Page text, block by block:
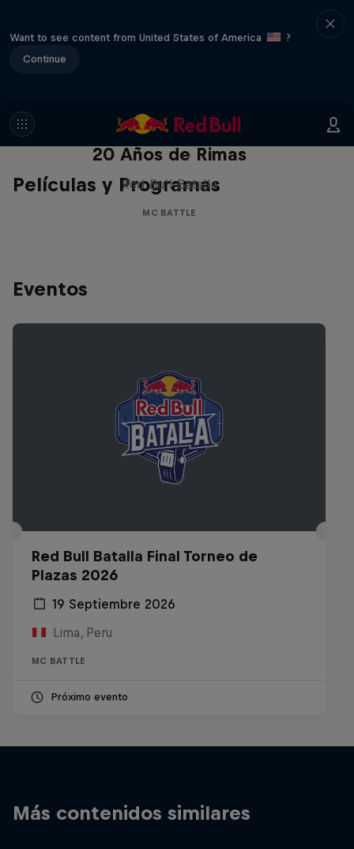
Want to see content from United States of America
?
Continue
Películas y Programas
Red Bull Batalla Nueva Historia:
20 Años de Rimas
Red Bull Batalla
MC BATTLE
Eventos
Red Bull Batalla Final Torneo de
Plazas 2026
19 Septiembre 2026
Lima, Peru
MC BATTLE
Próximo evento
Más contenidos similares